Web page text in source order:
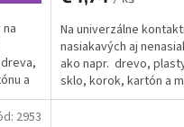
a
Na univerzálne
nasiakavých aj
ako napr. drevo,
sklo, korok, kartón a
2953